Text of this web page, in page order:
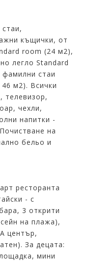
къщички, от
room (24 м2),
легло Standard
стаи
м2). Всички
телевизор,
чехли,
напитки -
на
бельо и
ресторанта
- с
3 открити
на плажа),
център,
За децата:
мини